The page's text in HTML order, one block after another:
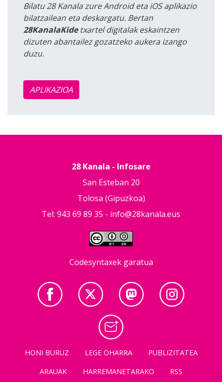
Bilatu 28 Kanala zure Android eta iOS aplikazio
bilatzailean eta deskargatu. Bertan
28KanalaKidetxartel digitalak eskaintzen
dizuten abantailez gozatzeko aukera izango
duzu.
APLIKAZIOA
28 Kanala - Infosare
San Esteban 20
Tolosa (Gipuzkoa)
Tel: 943 69 89 35 - info@28kanala.eus
Codesyntaxek garatua
HONI BURUZ LEGE OHARRA
PUBLIZITATEA
ARAUAK
HARREMANETARAKO RSS